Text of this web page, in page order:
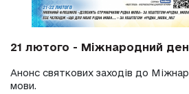
21 лютого - Міжнародний
Анонс святкових заходів до
мови.